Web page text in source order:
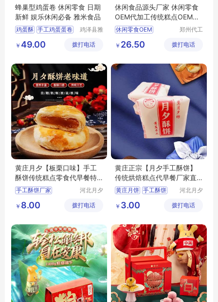
蜂巢型鸡蛋卷 休闲零食 日期
新鲜 娱乐休闲必备 雅米食品
鸡蛋酥 手工鸡蛋蛋卷
传统鸡蛋卷
鸡泽县雅
限公司
￥ 49.00 拨打电话
休闲食品源头厂家 休闲零食
OEM代加工传统糕点OEM贴
牌代工
休闲零食OEM
传统糕点厂家
郑州代工
技有限公
￥ 26.50 拨打电话
黄庄月夕【板栗口味】手工
酥饼传统糕点零食代早餐特
产
手工酥饼厂家
传统零食批发
烘焙零食
河北月夕
公司
￥ 8.00 拨打电话
黄庄正宗【月夕手工酥饼】
传统烘焙糕点代早餐厂家直
发独立包装
黄庄月饼 手工酥饼
正宗手工糕点
河北月夕
公司
￥ 3.00 拨打电话